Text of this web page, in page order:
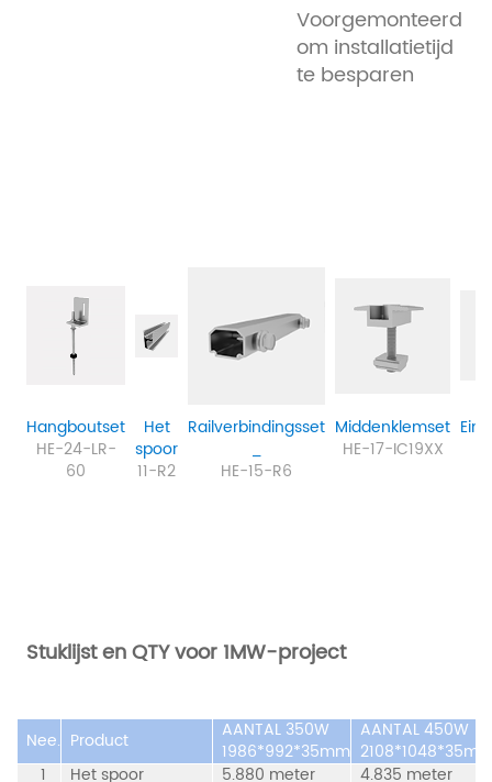
Voorgemonteerd
om installatietijd
te besparen
Hangboutset
HE-24-LR-
60
Het
spoor
11-R2
Railverbindingsset
_
HE-15-R6
Middenklemset
HE-17-IC19XX
Stuklijst en QTY voor 1MW-project
Nee. Product
AANTAL 350W
1986*992*35mm
AANTAL 450W
1
Het spoor 5.880 meter 4.835 meter